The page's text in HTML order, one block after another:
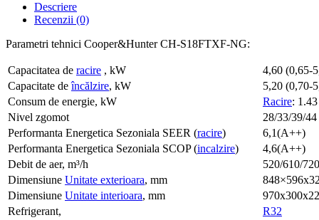
Descriere
Recenzii (0)
Parametri tehnici Cooper&Hunter CH-S18FTXF-NG:
Capacitatea de racire , kW
4,60 (0,65-
Capacitate deîncălzire, kW
5,20 (0,70-
Consum de energie, kW
Racire:
Nivel zgomot
28/33/39/44
Performanta Energetica Sezoniala SEER (racire)
6,1(А++)
Performanta Energetica Sezoniala SCOP (incalzire)
4,6(А++)
Debit de aer, m³/h
520/610/
Dimensiune Unitate exterioara, mm
Dimensiune Unitate interioara, mm
Refrigerant,
R32